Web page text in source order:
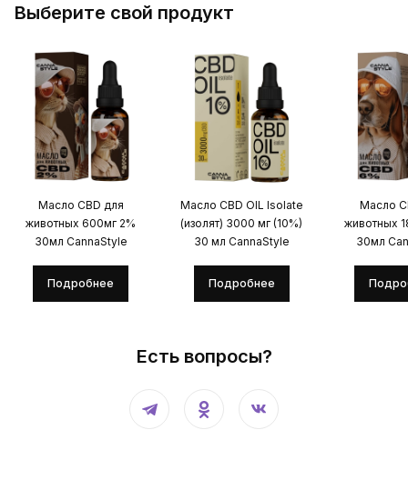
Выберите свой продукт
Масло CBD для
животных 600мг 2%
30мл CannaStyle
Подробнее
Масло CBD OIL Isolate
(изолят) 3000 мг (10%)
30 мл CannaStyle
Подробнее
Масло
животных
30мл
Есть вопросы?